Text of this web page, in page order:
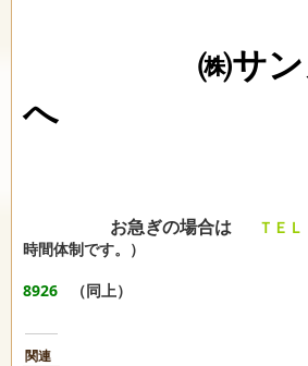
㈱サンメ
へ
お急ぎの場合は ＴＥＬ
時間体制です。）
8926
（同上）
関連